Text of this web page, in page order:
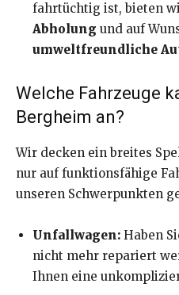
fahrtüchtig ist, bieten
Abholung und auf
umweltfreundliche
Welche Fahrzeuge
Bergheim an?
Wir decken ein breites
nur auf funktionsfähige
unseren Schwerpunkten
Unfallwagen: Haben
nicht mehr repariert
Ihnen eine